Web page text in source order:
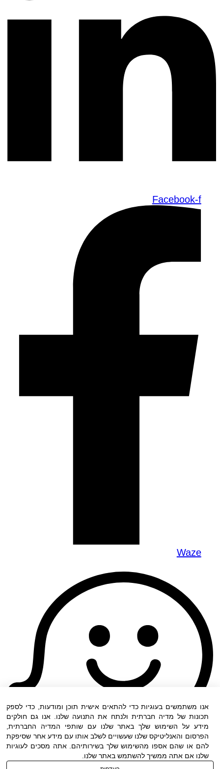
Facebook-f
Waze
אנו משתמשים בעוגיות כדי להתאים אישית תוכן ומודעות, כדי לספק
תכונות של מדיה חברתית ולנתח את התנועה שלנו. אנו גם חולקים
מידע על השימוש שלך באתר שלנו עם שותפי המדיה החברתית,
הפרסום והאנליטיקס שלנו שעשויים לשלב אותו עם מידע אחר שסיפקת
להם או שהם אספו מהשימוש שלך בשירותיהם. אתה מסכים לעוגיות
שלנו אם אתה ממשיך להשתמש באתר שלנו.